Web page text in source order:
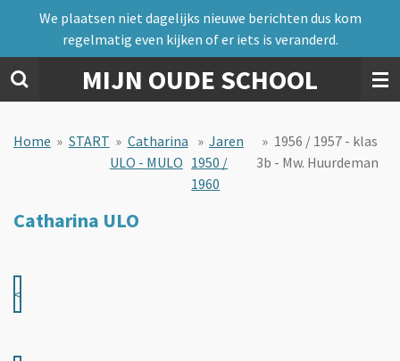
naar
de
hoofdinhoud
MIJN OUDE SCHOOL
We plaatsen niet dagelijks nieuwe berichten dus kom
regelmatig even kijken of er iets is veranderd.
Home » START » Catharina
ULO - MULO
» Jaren
1950 /
1960
» 1956 / 1957 - klas
3b - Mw. Huurdeman
Catharina ULO
<